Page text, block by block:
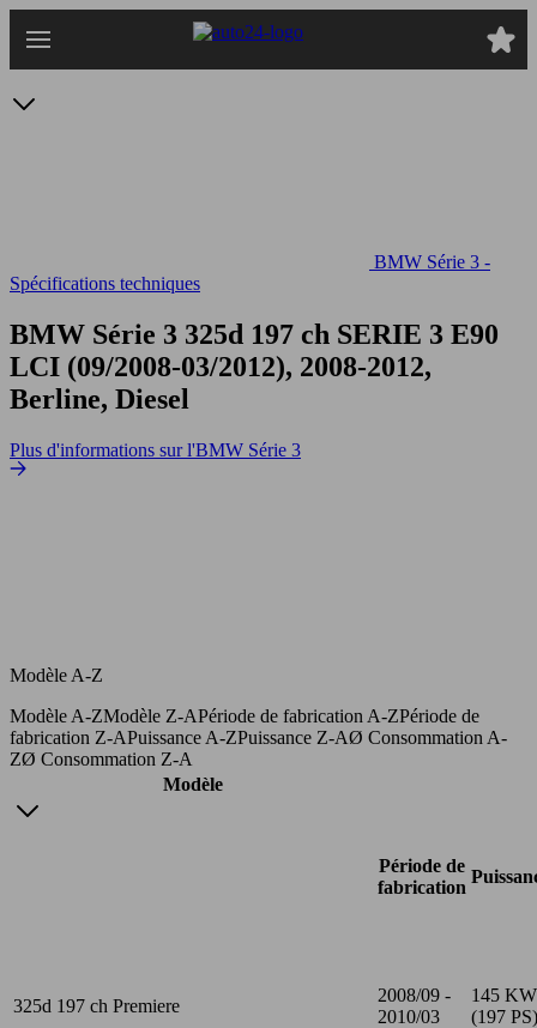
au
BMW Série 3 -
Spécifications techniques
BMW Série 3 325d 197 ch SERIE 3 E90
LCI (09/2008-03/2012), 2008-2012,
Berline, Diesel
Plus d'informations sur l'BMW Série 3
Modèle A-Z
Modèle A-ZModèle Z-APériode de fabrication A-ZPériode de
fabrication Z-APuissance A-ZPuissance Z-AØ Consommation A-
ZØ Consommation Z-A
Modèle
Période de
fabrication
325d 197 ch Premiere
2008/09 -
2010/03
145 KW
(197 PS)